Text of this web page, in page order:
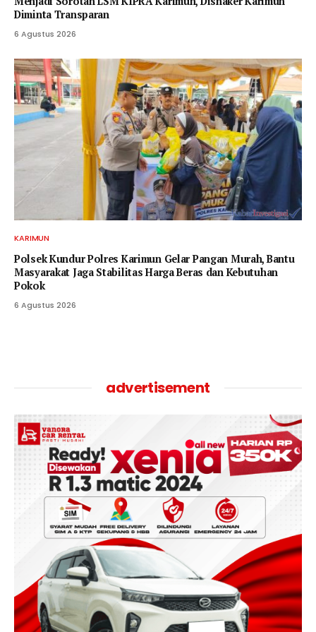
Diminta Transparan
6 Agustus 2026
KARIMUN
Polsek Kundur Polres Karimun Gelar Pangan Murah, Bantu
Masyarakat Jaga Stabilitas Harga Beras dan Kebutuhan
Pokok
6 Agustus 2026
advertisement